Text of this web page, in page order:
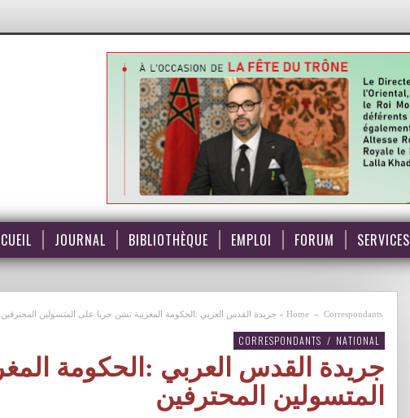
JOURNAL BIBLIOTHÈQUE EMPLOI FORUM SERVICES
Home » Correspondants
» جريدة القدس العربي :الحكومة المغربية تشن حربا على المتسولين المحترفين
CORRESPONDANTS / NATIONAL
جريدة القدس العربي :الحكومة
المتسولين المحترفين